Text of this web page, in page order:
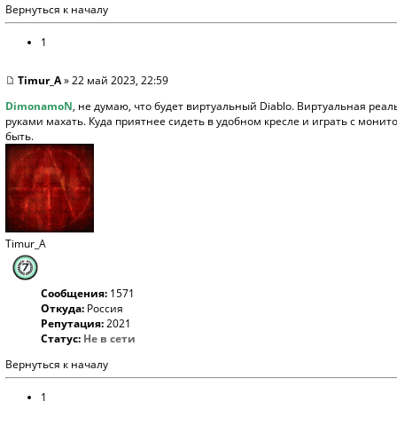
Вернуться к началу
1
Timur_A» 22 май 2023, 22:59
DimonamoN, не думаю, что будет виртуальный Diablo. Виртуальная
руками махать. Куда приятнее сидеть в удобном кресле и играть с
быть.
Timur_A
Сообщения: 1571
Откуда: Россия
Репутация:2021
Статус: Не в сети
Вернуться к началу
1